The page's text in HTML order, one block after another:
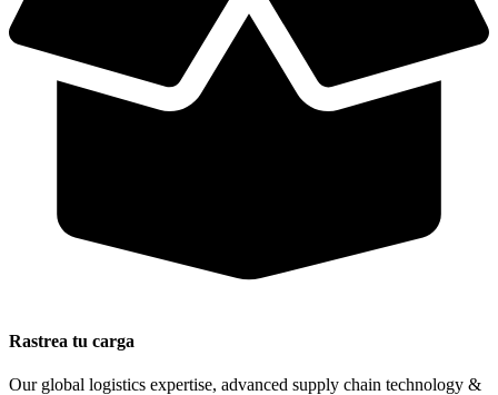
Rastrea tu carga
Our global logistics expertise, advanced supply chain technology &